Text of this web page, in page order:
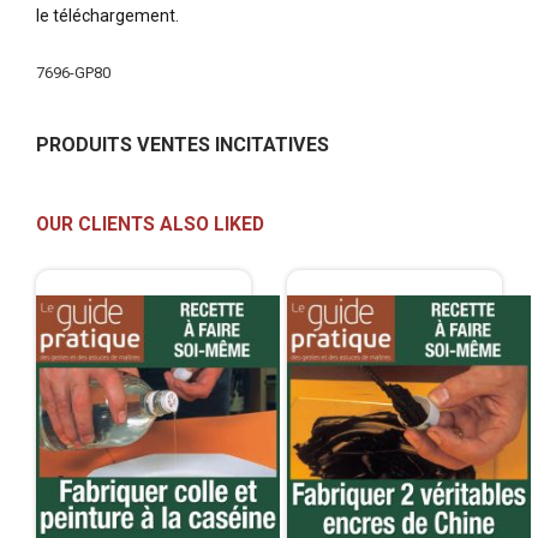
le téléchargement.
More
7696-GP80
PRODUITS VENTES INCITATIVES
OUR CLIENTS ALSO LIKED